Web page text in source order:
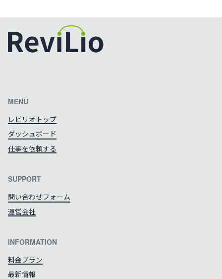
MENU
レビリオトップ
ダッシュボード
仕事を依頼する
SUPPORT
問い合わせフォーム
運営会社
INFORMATION
料金プラン
最新情報